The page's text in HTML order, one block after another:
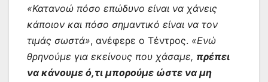
«Κατανοώ πόσο επώδυνο είναι να χάνεις
κάποιον και πόσο σημαντικό είναι να τον
τιμάς σωστά», ανέφερε ο Τέντρος. «Ενώ
θρηνούμε για εκείνους που χάσαμε, πρέπει
να κάνουμε ό,τι μπορούμε ώστε να μη